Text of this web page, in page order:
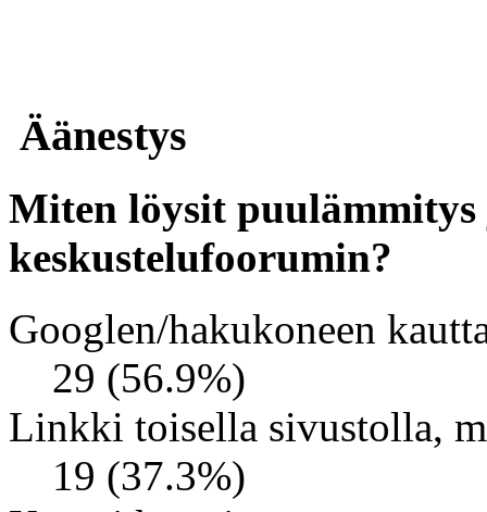
Äänestys
Miten löysit
keskustelufoorumin?
Googlen/hakukoneen
29 (56.9%)
Linkki toisella sivustolla,
19 (37.3%)